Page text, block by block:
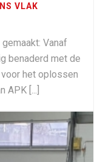
VLAK
Vanaf
benaderd met de
het oplossen
APK [...]